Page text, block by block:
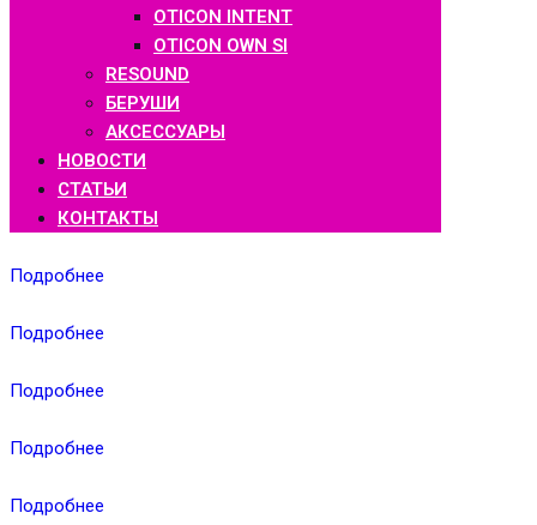
OTICON INTENT
OTICON OWN SI
RESOUND
БЕРУШИ
АКСЕССУАРЫ
НОВОСТИ
СТАТЬИ
КОНТАКТЫ
Подробнее
Подробнее
Подробнее
Подробнее
Подробнее